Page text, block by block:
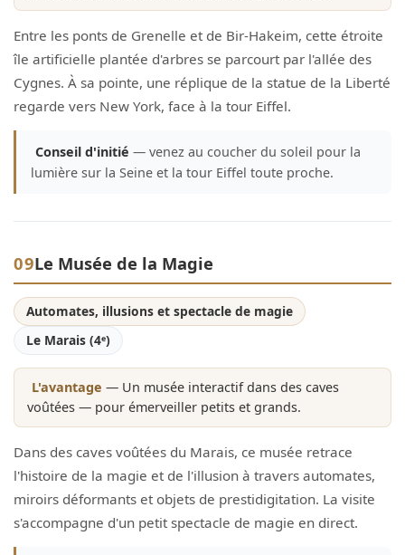
Entre les ponts de Grenelle et de Bir-Hakeim, cette étroite
île artificielle plantée d'arbres se parcourt par l'allée des
Cygnes. À sa pointe, une réplique de la statue de la Liberté
regarde vers New York, face à la tour Eiffel.
Conseil d'initié — venez au coucher du soleil pour la
lumière sur la Seine et la tour Eiffel toute proche.
09Le Musée de la Magie
Automates, illusions et spectacle de magie
Le Marais (4ᵉ)
L'avantage — Un musée interactif dans des caves
voûtées — pour émerveiller petits et grands.
Dans des caves voûtées du Marais, ce musée retrace
l'histoire de la magie et de l'illusion à travers automates,
miroirs déformants et objets de prestidigitation. La visite
s'accompagne d'un petit spectacle de magie en direct.